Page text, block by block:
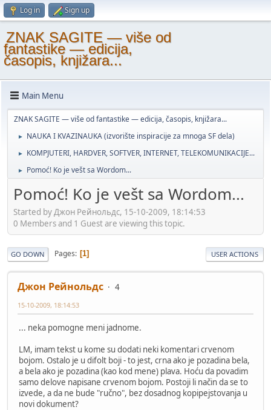
Log in Sign up
ZNAK SAGITE — više od
fantastike — edicija,
časopis, knjižara...
Main Menu
ZNAK SAGITE — više od fantastike — edicija, časopis, knjižara...
► NAUKA I KVAZINAUKA (izvorište inspiracije za mnoga SF dela)
► KOMPJUTERI, HARDVER, SOFTVER, INTERNET, TELEKOMUNIKACIJE...
► Pomoć! Ko je vešt sa Wordom...
Pomoć! Ko je vešt sa Wordom...
Started by Джон Рейнольдс, 15-10-2009, 18:14:53
0 Members and 1 Guest are viewing this topic.
GO DOWN Pages 1 USER ACTIONS
Джон Рейнольдс 4
15-10-2009, 18:14:53
... neka pomogne meni jadnome.
LM, imam tekst u kome su dodati neki komentari crvenom
bojom. Ostalo je u difolt boji - to jest, crna ako je pozadina bela,
a bela ako je pozadina (kao kod mene) plava. Hoću da povadim
samo delove napisane crvenom bojom. Postoji li način da se to
izvede, a da ne bude "ručno", bez dosadnog kopipejstovanja u
novi dokument?